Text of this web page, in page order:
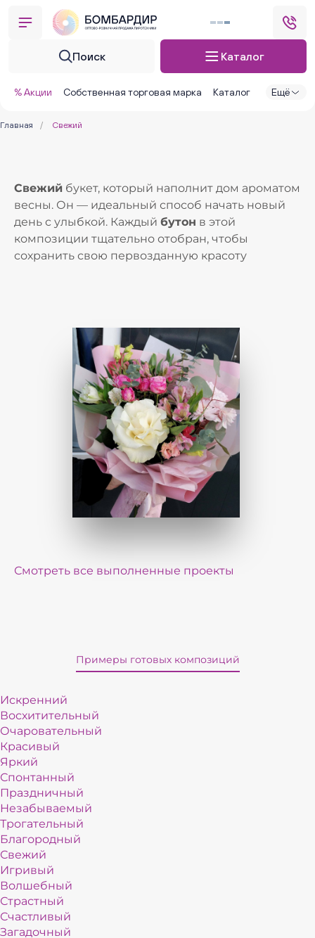
Поиск Каталог
% Акции Собственная торговая марка Каталог Ещё
Главная / Свежий
Свежий букет, который наполнит дом ароматом
весны. Он — идеальный способ начать новый
день с улыбкой. Каждый бутон в этой
композиции тщательно отобран, чтобы
сохранить свою первозданную красоту
Смотреть все выполненные проекты
Примеры готовых композиций
Искренний
Восхитительный
Очаровательный
Красивый
Яркий
Спонтанный
Праздничный
Незабываемый
Трогательный
Благородный
Свежий
Игривый
Волшебный
Страстный
Счастливый
Загадочный